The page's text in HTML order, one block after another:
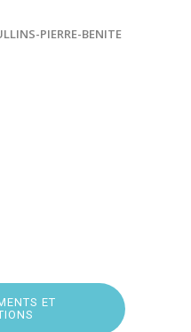
PIERRE-BENITE
ET